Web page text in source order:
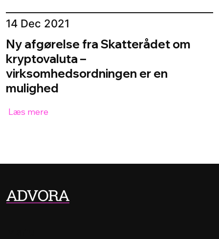
14 Dec 2021
Ny afgørelse fra Skatterådet om
kryptovaluta –
virksomhedsordningen er en
mulighed
Læs mere